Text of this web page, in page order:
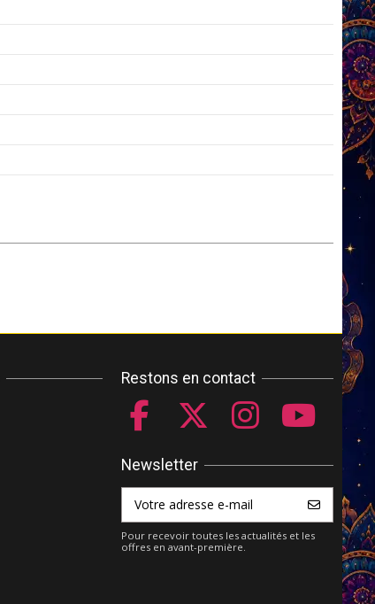
Restons en contact
Newsletter
Pour recevoir toutes les actualités et les
offres en avant-première.